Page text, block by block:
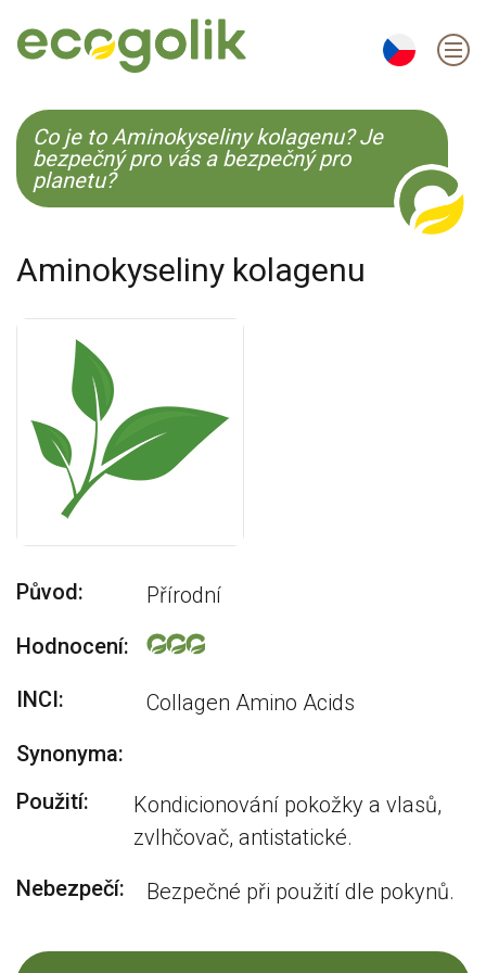
EN ES CS KO
Co je to Aminokyseliny kolagenu? Je
bezpečný pro vás a bezpečný pro
planetu?
Aminokyseliny kolagenu
Původ:
Přírodní
Hodnocení:
INCI:
Collagen Amino Acids
Synonyma:
Použití:
Kondicionování pokožky a vlasů,
zvlhčovač, antistatické.
Nebezpečí:
Bezpečné při použití dle pokynů.